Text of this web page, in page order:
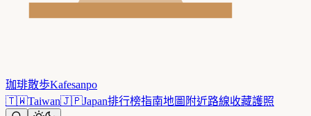
珈琲散歩Kafesanpo
🇹🇼Taiwan🇯🇵Japan排行榜指南地圖 附近路線收藏護照